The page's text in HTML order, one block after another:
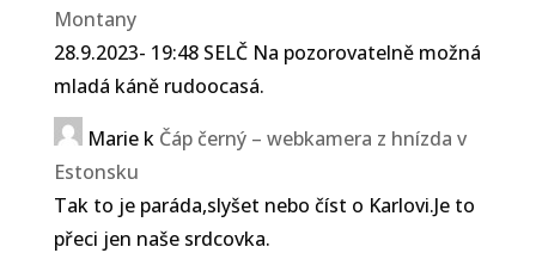
Montany
28.9.2023- 19:48 SELČ Na pozorovatelně možná
mladá káně rudoocasá.
Mariek Čáp černý – webkamera z hnízda v
Estonsku
Tak to je paráda,slyšet nebo číst o Karlovi.Je to
přeci jen naše srdcovka.